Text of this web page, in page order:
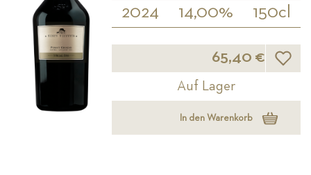
2024 14,00% 150cl
65,40 €
Auf Lager
In den Warenkorb